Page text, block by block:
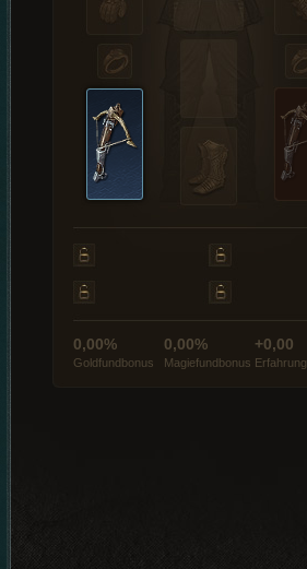
0,00%
Goldfundbonus
0,00%
Magiefundbonus
+0,00
Erfahrung